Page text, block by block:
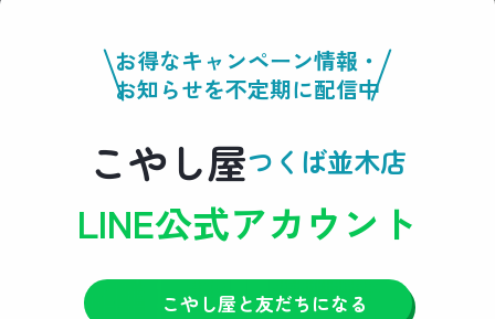
お得なキャンペーン情報・
お知らせを不定期に配信中
こやし屋つくば並木店
LINE公式アカウント
こやし屋と友だちになる